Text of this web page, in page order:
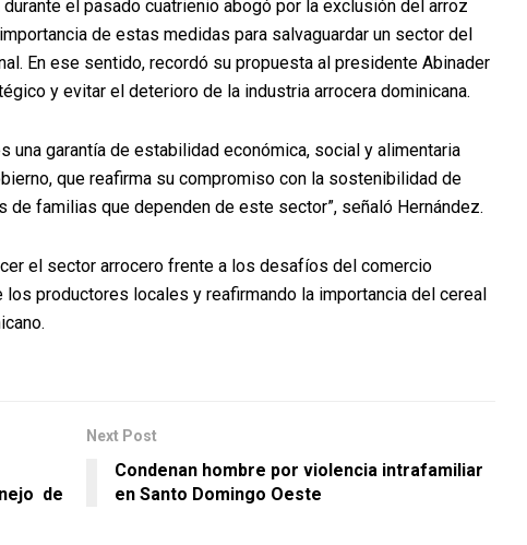
el pasado cuatrienio abogó por la exclusión del arroz
de estas medidas para salvaguardar un sector del
En ese sentido, recordó su propuesta al presidente Abinader
y evitar el deterioro de la industria arrocera dominicana.
una garantía de estabilidad económica, social y alimentaria
que reafirma su compromiso con la sostenibilidad de
de familias que dependen de este sector”, señaló Hernández.
el sector arrocero frente a los desafíos del comercio
productores locales y reafirmando la importancia del cereal
de
Next Post
Condenan hombre por violencia intrafamiliar
en Santo Domingo Oeste